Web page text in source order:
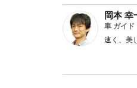
岡本 幸
車 ガイド
速く、美